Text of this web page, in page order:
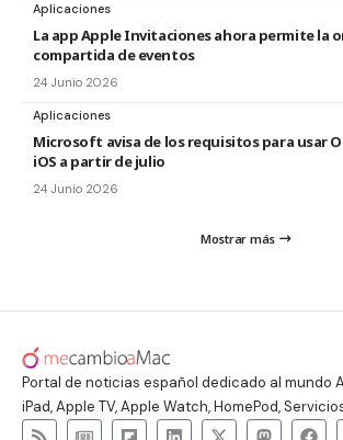
Aplicaciones
La app Apple Invitaciones ahora permite la
compartida de eventos
24 Junio 2026
Aplicaciones
Microsoft avisa de los requisitos para usar
iOS a partir de julio
24 Junio 2026
Mostrar más
Portal de noticias español dedicado al mundo
iPad, Apple TV, Apple Watch, HomePod,